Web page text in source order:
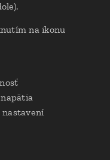
na ikonu
nastavení